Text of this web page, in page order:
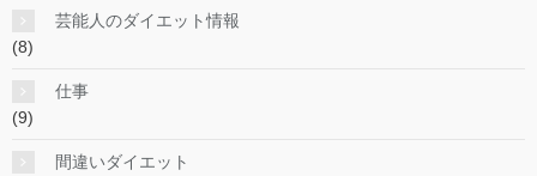
芸能人のダイエット情報
(8)
仕事
(9)
間違いダイエット